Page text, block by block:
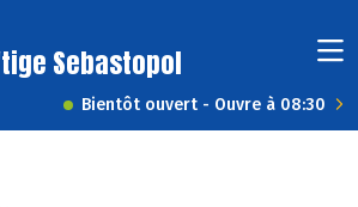
Sebastopol
Bientôt ouvert - Ouvre à 08:30